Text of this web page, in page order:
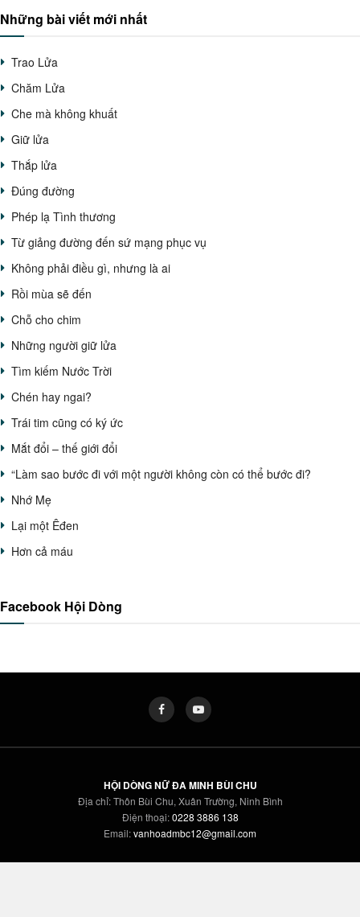
Những bài viết mới nhất
Trao Lửa
Chăm Lửa
Che mà không khuất
Giữ lửa
Thắp lửa
Đúng đường
Phép lạ Tình thương
Từ giảng đường đến sứ mạng phục vụ
Không phải điều gì, nhưng là ai
Rồi mùa sẽ đến
Chỗ cho chim
Những người giữ lửa
Tìm kiếm Nước Trời
Chén hay ngai?
Trái tim cũng có ký ức
Mắt đổi – thế giới đổi
“Làm sao bước đi với một người không còn có thể bước đi?
Nhớ Mẹ
Lại một Êđen
Hơn cả máu
Facebook Hội Dòng
HỘI DÒNG NỮ ĐA MINH BÙI CHU
Địa chỉ: Thôn Bùi Chu, Xuân Trường, Ninh Bình
Điện thoại:0228 3886 138
Email:vanhoadmbc12@gmail.com